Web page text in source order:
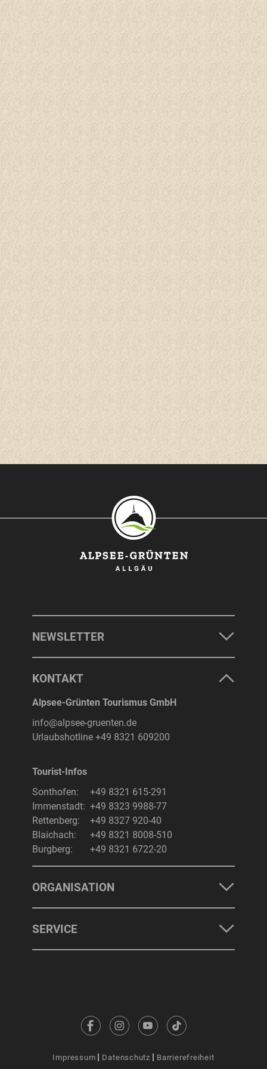
NEWSLETTER
KONTAKT
Alpsee-Grünten Tourismus GmbH
info@alpsee-gruenten.de
Urlaubshotline +49 8321 609200
Tourist-Infos
Sonthofen:
+49 8321 615-291
Immenstadt: +49 8323 9988-77
Rettenberg:
+49 8327 920-40
Blaichach:
+49 8321 8008-510
Burgberg:
+49 8321 6722-20
ORGANISATION
SERVICE
Impressum Datenschutz Barrierefreiheit